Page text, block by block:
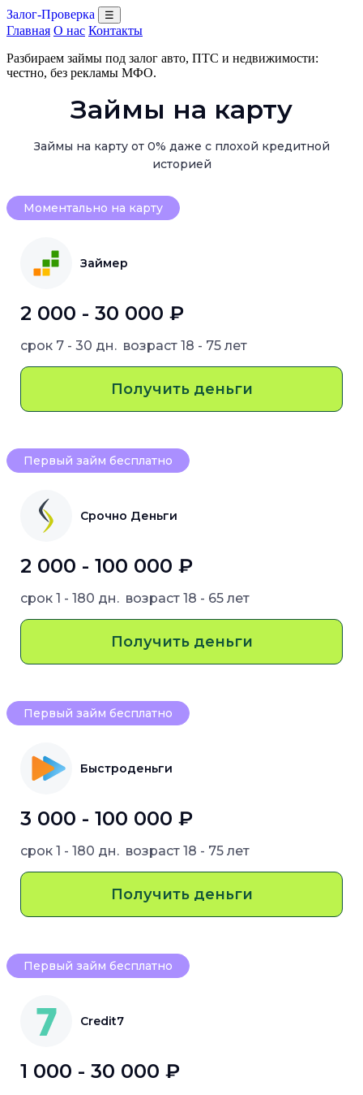
Залог-Проверка ☰
Главная О нас Контакты
Разбираем займы под залог авто, ПТС и недвижимости:
честно, без рекламы МФО.
Займы на карту
Займы на карту от 0% даже с плохой кредитной
историей
Моментально на карту
Займер
2 000 - 30 000 ₽
срок 7 - 30 дн. возраст 18 - 75 лет
Получить деньги
Первый займ бесплатно
Срочно Деньги
2 000 - 100 000 ₽
срок 1 - 180 дн. возраст 18 - 65 лет
Получить деньги
Первый займ бесплатно
Быстроденьги
3 000 - 100 000 ₽
срок 1 - 180 дн. возраст 18 - 75 лет
Получить деньги
Первый займ бесплатно
Credit7
1 000 - 30 000 ₽